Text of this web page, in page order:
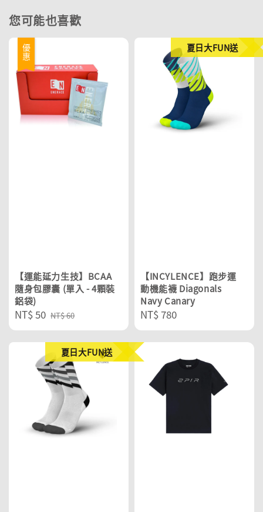
您可能也喜歡
優惠
【運能延力生技】BCAA
隨身包膠囊 (單入 - 4顆裝
鋁袋)
Sale
price
NT$ 50 Regular
price
NT$ 60
夏日大FUN送
【INCYLENCE】跑步運
動機能襪 Diagonals
Navy Canary
Regular
price
NT$ 780
夏日大FUN送